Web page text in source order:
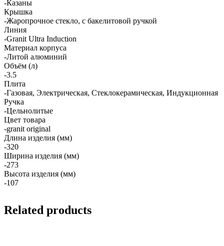
-Казаны
Крышка
-Жаропрочное стекло, с бакелитовой ручкой
Линия
-Granit Ultra Induction
Материал корпуса
-Литой алюминий
Объём (л)
-3.5
Плита
-Газовая, Электрическая, Стеклокерамическая, Индукционная
Ручка
-Цельнолитые
Цвет товара
-granit original
Длина изделия (мм)
-320
Ширина изделия (мм)
-273
Высота изделия (мм)
-107
Related products